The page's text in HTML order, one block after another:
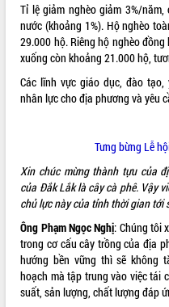
VIDEO
Không có file video nào để phát.
ALBUM ẢNH
LIÊN KẾT WEB
Tỉ lệ giảm nghèo giảm 3%/
nước (khoảng 1%). Hộ nghèo
29.000 hộ. Riêng hộ nghèo
xuống còn khoảng 21.000 hộ,
Các lĩnh vực giáo dục, đào
nhân lực cho địa phương và yêu
Tưng bừng Lễ
Xin chúc mừng thành tựu của
của Đắk Lắk là cây cà phê. Vậy
chủ lực này của tỉnh thời gian tới
Ông Phạm Ngọc Nghị: Chúng tôi
trong cơ cấu cây trồng của địa
hướng bền vững thì sẽ không
hoạch mà tập trung vào việc tái
suất, sản lượng, chất lượng đáp